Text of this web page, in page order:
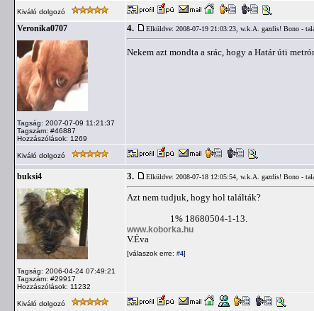
Kiváló dolgozó
Veronika0707
Tagság: 2007-07-09 11:21:37
Tagszám: #46887
Hozzászólások: 1269
4. Elküldve: 2008-07-19 21:03:23, w.k.A. gazdis! Bono -
Nekem azt mondta a srác, hogy a Határ úti
Kiváló dolgozó
buksi4
Tagság: 2006-04-24 07:49:21
Tagszám: #29917
Hozzászólások: 11232
3. Elküldve: 2008-07-18 12:05:54, w.k.A. gazdis! Bono -
Azt nem tudjuk, hogy hol találták?
1% 18680504-1-13.
www.koborka.hu
V.Éva
[válaszok erre: #4]
Kiváló dolgozó